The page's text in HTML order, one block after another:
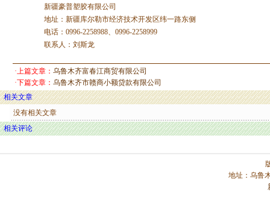
新疆豪普塑胶有限公司
地址：新疆库尔勒市经济技术开发区纬一路东侧
电话：0996-2258988、0996-2258999
联系人：刘斯龙
·上篇文章： 乌鲁木齐富春江商贸有限公司
·下篇文章： 乌鲁木齐市赣商小额贷款有限公司
相关文章
没有相关文章
相关评论
地址：乌鲁